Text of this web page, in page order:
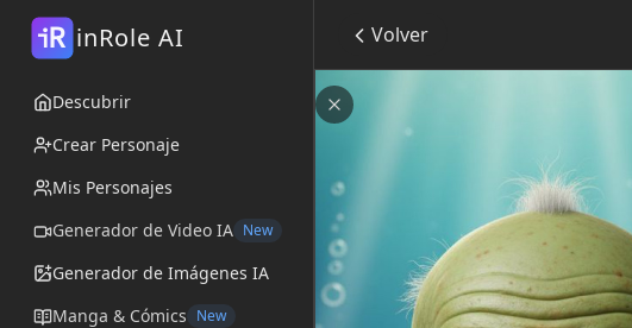
iR inRole AI
Descubrir
Crear Personaje
Mis Personajes
Generador de Video IA New
Generador de Imágenes IA
Manga & Cómics New
Volver
Cerrar